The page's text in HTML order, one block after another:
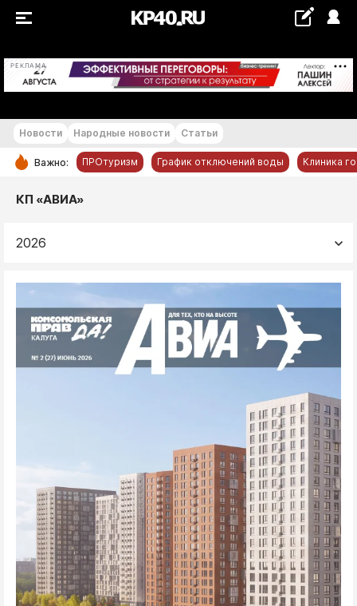
РЕКЛАМА +22...+23 °С
РУБРИКИ
Народные новости
Авто и транспорт
Благоустройство
Криминал
Погода
Праздники
Происшествия
Спорт
Экономика и бизнес
Новости Народные новости Статьи
Важно: ПРОтуризм График отключений воды Клиника
КП «АВИА»
2026